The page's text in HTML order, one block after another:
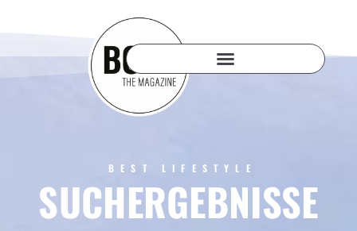
BEST LIFESTYLE
SUCHERGEBNISSE